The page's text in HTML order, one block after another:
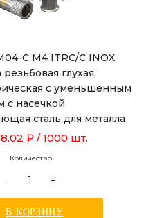
C M4 ITRC/C INOX
резьбовая глухая
с уменьшенным
с насечкой
сталь для металла
от 0,5 до 2,0 мм
₽/ 1000 шт.
Количество
- +
В КОРЗИНУ